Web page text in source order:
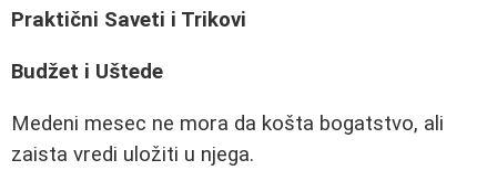
Praktični Saveti i Trikovi
Budžet i Uštede
Medeni mesec ne mora da košta bogatstvo, ali
zaista vredi uložiti u njega.